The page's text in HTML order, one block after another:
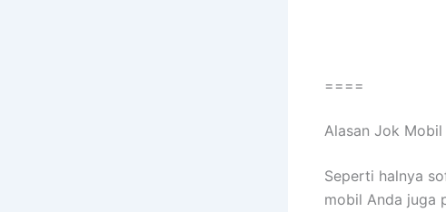
====
Alasan Jok
Sереrtі halnya
mobil Andа јugа